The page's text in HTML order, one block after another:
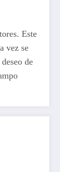
Este
vez se
de